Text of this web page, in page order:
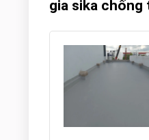
gia sika chống